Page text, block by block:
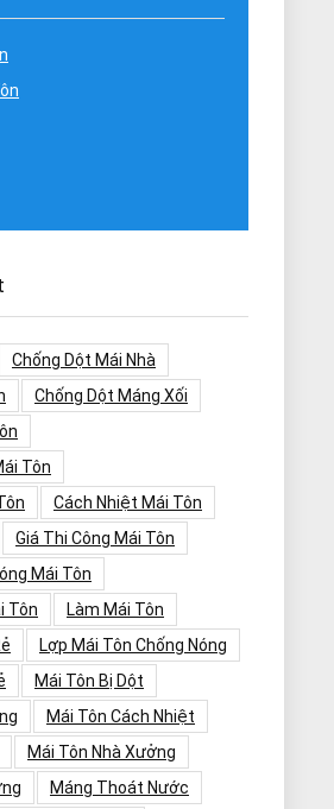
Chống Dột Mái Nhà
Chống Dột Máng Xối
Tôn
Cách Nhiệt Mái Tôn
Giá Thi Công Mái Tôn
Mái Tôn
Tôn
Làm Mái Tôn
Lợp Mái Tôn Chống Nóng
Mái Tôn Bị Dột
Mái Tôn Cách Nhiệt
Mái Tôn Nhà Xưởng
Máng Thoát Nước